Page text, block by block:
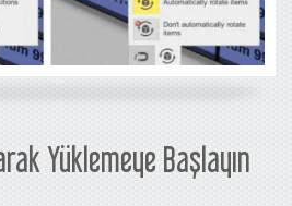
Yüklemeye Başlayın